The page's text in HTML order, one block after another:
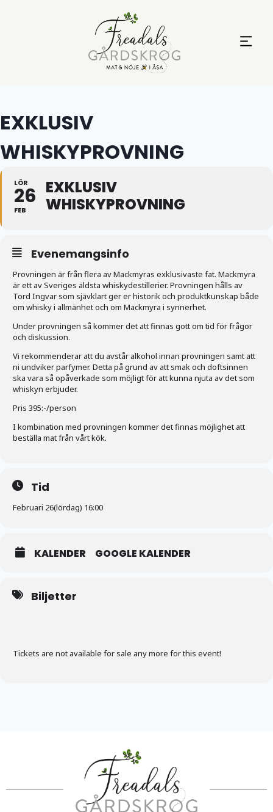
EXKLUSIV
WHISKYPROVNING
LÖR
26
FEB
EXKLUSIV
WHISKYPROVNING
Evenemangsinfo
Provningen är från flera av Mackmyras exklusivaste fat. Mackmyra
är ett av Sveriges äldsta whiskydestillerier. Provningen hålls av
Tord Ingvar som sjävklart ger er historik och produktkunskap både
om whisky i allmänhet och om Mackmyra i synnerhet.
Under provningen så kommer det att finnas gott om tid för frågor
och diskussion.
Vi rekommenderar att du avstår alkohol innan provningen samt att
ni undviker parfymer. Detta på grund av att smak och doftsinnen
ska vara så opåverkade som möjligt för att kunna njuta av det som
whiskyn erbjuder.
Pris 395:-/person
I kombination med provningen kommer det finnas möjlighet att
beställa mat från vårt kök.
Tid
Februari 26(lördag) 16:00
KALENDER GOOGLE KALENDER
Biljetter
Tickets are not available for sale any more for this event!